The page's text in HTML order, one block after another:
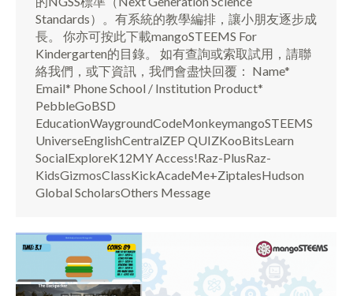
Standards）。有系統的教學編排，讓小朋友逐步成
長。 你亦可按此下載mangoSTEEMS For
Kindergarten的目錄。 如有查詢或索取試用，請聯
絡我們，或下資訊，我們會盡快回覆： Name*
Email* Phone School / Institution Product*
PebbleGoBSD
EducationWaygroundCodeMonkeymangoSTEEMS
UniverseEnglishCentralZEP QUIZKooBitsLearn
SocialExploreK12MY Access!Raz-PlusRaz-
KidsGizmosClassKickAcadeMe+ZiptalesHudson
Global ScholarsOthers Message